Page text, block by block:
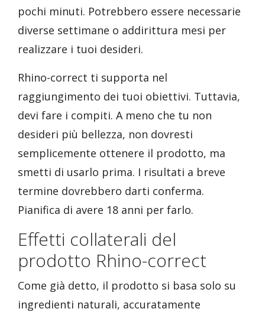
pochi minuti. Potrebbero essere necessarie
diverse settimane o addirittura mesi per
realizzare i tuoi desideri.
Rhino-correct ti supporta nel
raggiungimento dei tuoi obiettivi. Tuttavia,
devi fare i compiti. A meno che tu non
desideri più bellezza, non dovresti
semplicemente ottenere il prodotto, ma
smetti di usarlo prima. I risultati a breve
termine dovrebbero darti conferma.
Pianifica di avere 18 anni per farlo.
Effetti collaterali del
prodotto Rhino-correct
Come già detto, il prodotto si basa solo su
ingredienti naturali, accuratamente